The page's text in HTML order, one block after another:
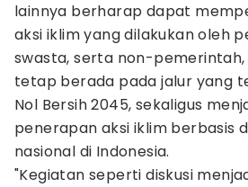
lainnya berharap dapat
aksi iklim yang dilakukan oleh
swasta, serta non-
tetap berada pada jalur yang
Nol Bersih 2045, sekaligus
penerapan aksi iklim berbasis
nasional di Indonesia.
"Kegiatan seperti diskusi